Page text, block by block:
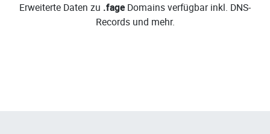
Erweiterte Daten zu .fage Domains verfügbar inkl. DNS-
Records und mehr.